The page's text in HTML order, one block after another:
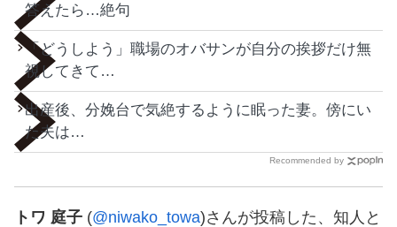
答えたら…絶句
「どうしよう」職場のオバサンが自分の挨拶だけ無
視してきて…
出産後、分娩台で気絶するように眠った妻。傍にい
た夫は…
Recommended by
トワ 庭子 (@niwako_towa)さんが投稿した、知人と